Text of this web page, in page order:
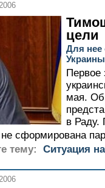
цели
Для нее
Украины
Первое
мая. Об
в Раду.
сформирована
тему:
Ситуация